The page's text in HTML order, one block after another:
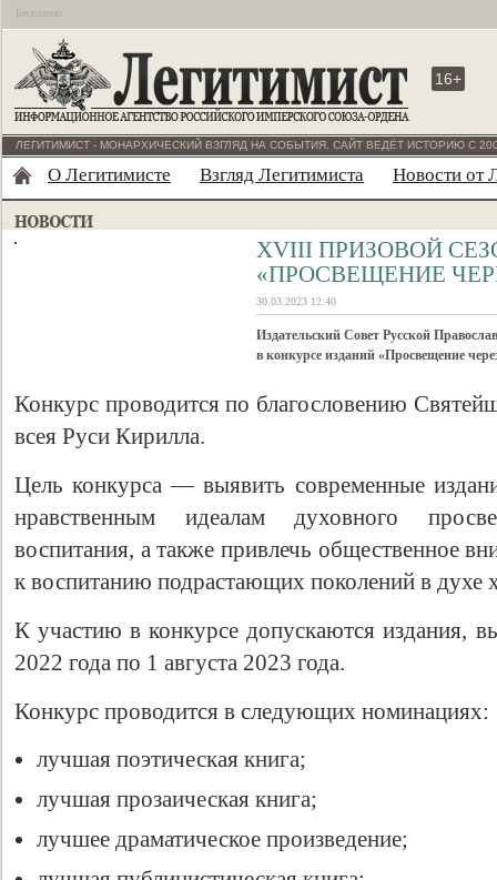
Бесплатно
16+
ЛЕГИТИМИСТ - МОНАРХИЧЕСКИЙ ВЗГЛЯД НА СОБЫТИЯ. САЙТ ВЕДЁТ ИСТОРИЮ С
О Легитимисте Взгляд Легитимиста Новости от
XVIII ПРИЗОВОЙ
«ПРОСВЕЩЕНИЕ
30.03.2023 12:40
Издательский Совет Русской
в конкурсе изданий «Просвещение
Конкурс проводится по благословению
всея Руси Кирилла.
Цель конкурса — выявить современные
нравственным идеалам духовного
воспитания, а также привлечь общественное
к воспитанию подрастающих поколений в духе
К участию в конкурсе допускаются издания,
2022 года по 1 августа 2023 года.
Конкурс проводится в следующих номинациях:
лучшая поэтическая книга;
лучшая прозаическая книга;
лучшее драматическое произведение;